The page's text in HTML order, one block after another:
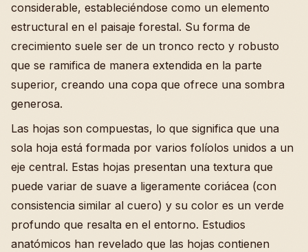
considerable, estableciéndose como un elemento
estructural en el paisaje forestal. Su forma de
crecimiento suele ser de un tronco recto y robusto
que se ramifica de manera extendida en la parte
superior, creando una copa que ofrece una sombra
generosa.
Las hojas son compuestas, lo que significa que una
sola hoja está formada por varios folíolos unidos a un
eje central. Estas hojas presentan una textura que
puede variar de suave a ligeramente coriácea (con
consistencia similar al cuero) y su color es un verde
profundo que resalta en el entorno. Estudios
anatómicos han revelado que las hojas contienen